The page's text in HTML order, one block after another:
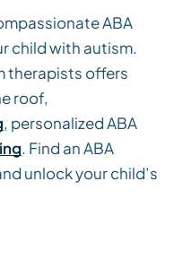
ABA
child with autism.
therapists offers
roof,
, personalized ABA
. Find an ABA
unlock your child’s